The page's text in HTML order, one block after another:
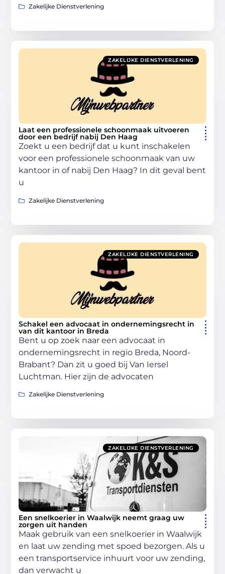
Zakelijke Dienstverlening
ZAKELIJKE DIENSTVERLENING
Laat een professionele schoonmaak uitvoeren
door een bedrijf nabij Den Haag
Zoekt u een bedrijf dat u kunt inschakelen
voor een professionele schoonmaak van uw
kantoor in of nabij Den Haag? In dit geval bent
u
Zakelijke Dienstverlening
ZAKELIJKE DIENSTVERLENING
Schakel een advocaat in ondernemingsrecht in
van dit kantoor in Breda
Bent u op zoek naar een advocaat in
ondernemingsrecht in regio Breda, Noord-
Brabant? Dan zit u goed bij Van Iersel
Luchtman. Hier zijn de advocaten
Zakelijke Dienstverlening
ZAKELIJKE DIENSTVERLENING
Een snelkoerier in Waalwijk neemt graag uw
zorgen uit handen
Maak gebruik van een snelkoerier in Waalwijk
en laat uw zending met spoed bezorgen. Als u
een transportservice inhuurt voor uw zending,
dan verwacht u